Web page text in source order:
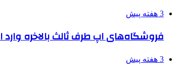
3 هفته پیش
فروشگاه‌های اپ طرف ثالث بالاخره
3 هفته پیش